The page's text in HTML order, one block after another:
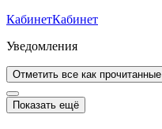
КабинетКабинет
Уведомления
Отметить все как прочитанные
Показать ещё